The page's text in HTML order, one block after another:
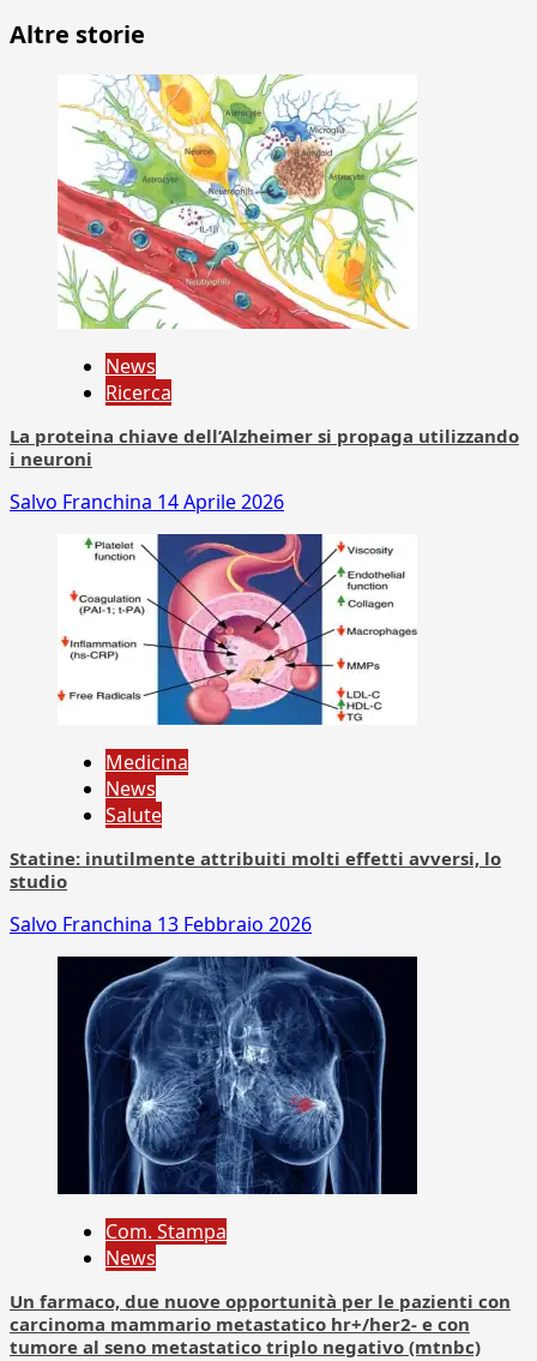
Altre storie
News
Ricerca
La proteina chiave dell’Alzheimer si propaga utilizzando
i neuroni
Salvo Franchina 14 Aprile 2026
Medicina
News
Salute
Statine: inutilmente attribuiti molti effetti avversi, lo
studio
Salvo Franchina 13 Febbraio 2026
Com. Stampa
News
Un farmaco, due nuove opportunità per le pazienti con
carcinoma mammario metastatico hr+/her2- e con
tumore al seno metastatico triplo negativo (mtnbc)